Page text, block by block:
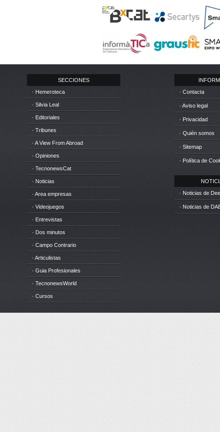
SECCIONES
· Hemeroteca
· Silvia Leal
· Editoriales
· Tribunes
· A View From Abroad
· Opiniones
· TecnonewsCat
· Noticias
· Area empresas
· Videojuegos
· Entrevistas
· Dos minutos
· Campo Contrario
· Articulistas
· Guia Profesionales
· TecnonewsWorld
· Cursos
· Contacta
· Aviso legal
· Privacidad
· Quién somos
· Sitemap
· Política de
· Noticias de
· Noticias de